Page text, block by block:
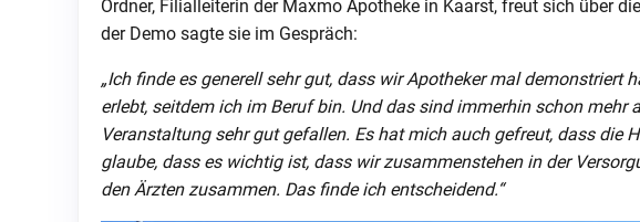
Ordner, Filialleiterin der Maxmo Apotheke in Kaarst, freut sich über
der Demo sagte sie im Gespräch:
„Ich finde es generell sehr gut, dass wir Apotheker mal demonstriert
erlebt, seitdem ich im Beruf bin. Und das sind immerhin schon mehr
Veranstaltung sehr gut gefallen. Es hat mich auch gefreut, dass die
glaube, dass es wichtig ist, dass wir zusammenstehen in der
den Ärzten zusammen. Das finde ich entscheidend.“